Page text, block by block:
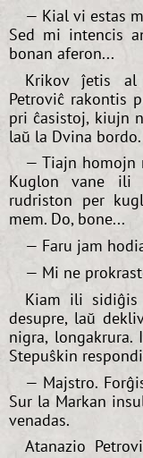
— Kial vi estas
Sed mi intencis
bonan aferon...
Krikov ĵetis al
Petroviĉ rakontis
pri ĉasistoj, kiujn
laŭ la Dvina bordo.
— Tiajn homojn
Kuglon vane ili
rudriston per
mem. Do, bone...
— Faru jam
— Mi ne
Kiam ili sidiĝis
desupre, laŭ
nigra, longakrura.
Stepuŝkin
— Majstro.
Sur la Markan
venadas.
Atanazio